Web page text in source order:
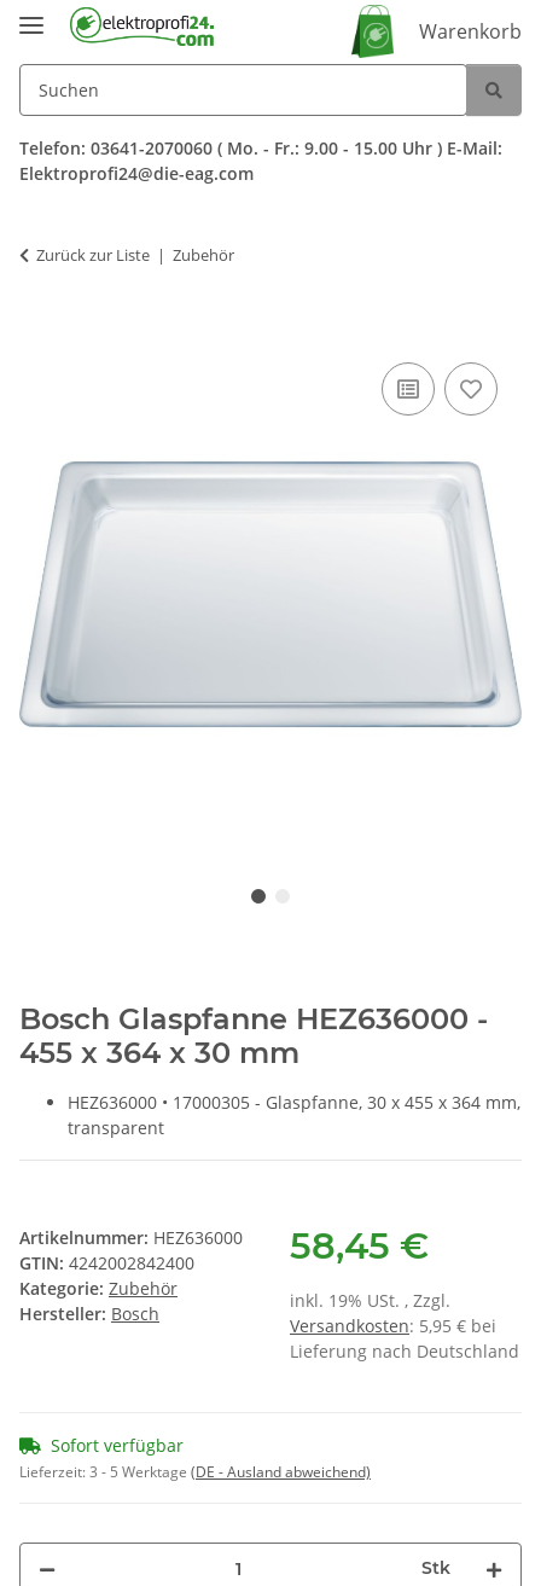
Warenkorb
Telefon: 03641-2070060 ( Mo. - Fr.: 9.00 - 15.00 Uhr ) E-Mail:
Elektroprofi24@die-eag.com
Zurück zur Liste Zubehör
Bosch Glaspfanne HEZ636000 -
455 x 364 x 30 mm
HEZ636000 • 17000305 - Glaspfanne, 30 x 455 x 364 mm,
transparent
Artikelnummer: HEZ636000
GTIN: 4242002842400
Kategorie: Zubehör
Hersteller: Bosch
58,45 €
inkl. 19% USt. , Zzgl.
Versandkosten: 5,95 € bei
Lieferung nach Deutschland
Sofort verfügbar
Lieferzeit:3 - 5 Werktage (DE - Ausland abweichend)
Stk